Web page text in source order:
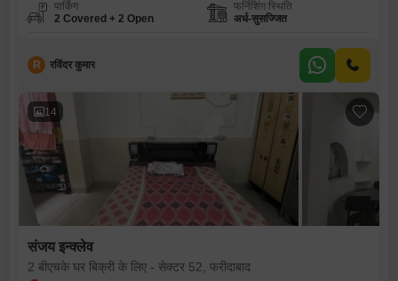
पार्किंग
2 Covered + 2 Open
फर्निशिंग स्थिति
अर्ध-सुसज्जित
R रविंदर कुमार
14
संजय इन्क्लेव
2 बीएचके घर बिक्री के लिए - सेक्टर 52, फरीदाबाद